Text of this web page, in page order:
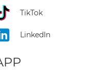
TikTok
LinkedIn